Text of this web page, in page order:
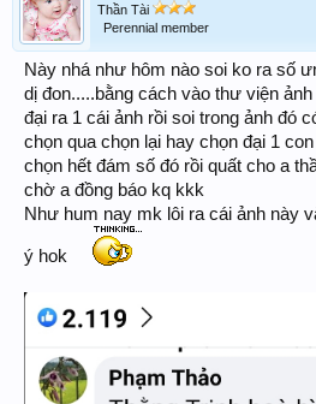
Thần Tài
Perennial member
Này nhá như hôm nào soi ko ra số
dị đon.....bằng cách vào thư viện
đại ra 1 cái ảnh rồi soi trong ảnh đó
chọn qua chọn lại hay chọn đại 1
chọn hết đám số đó rồi quất cho a
chờ a đồng báo kq kkk
Như hum nay mk lôi ra cái ảnh này
ý hok